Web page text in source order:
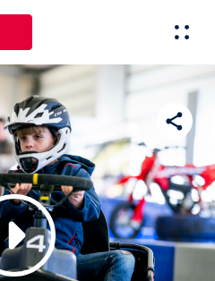
Erlebnisse
Alle anzeigen